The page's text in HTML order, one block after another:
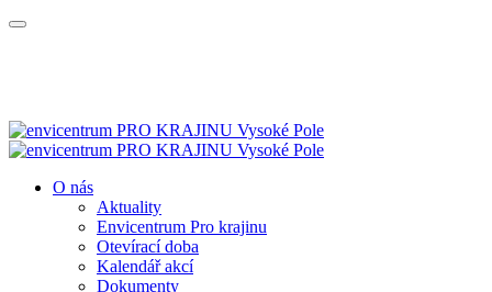
O nás
Aktuality
Envicentrum Pro krajinu
Otevírací doba
Kalendář akcí
Dokumenty